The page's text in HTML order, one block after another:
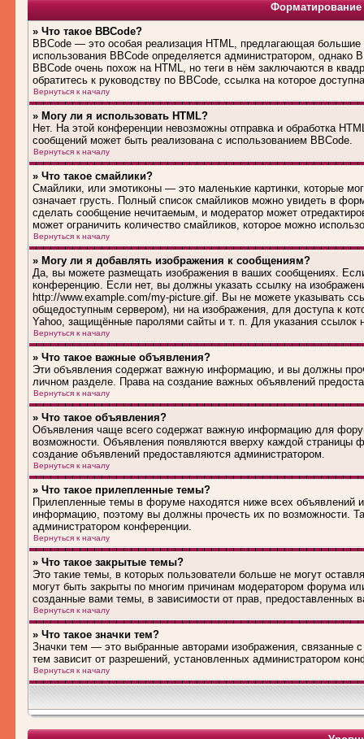
» Что такое BBCode?
BBCode — это особая реализация HTML, предлагающая
использования BBCode определяется администратором,
BBCode очень похож на HTML, но теги в нём заключаются в
обратитесь к руководству по BBCode, ссылка на которое
Вернуться к началу
» Могу ли я использовать HTML?
Нет. На этой конференции невозможны отправка и обработка
сообщений может быть реализована с использованием BBCode.
Вернуться к началу
» Что такое смайлики?
Смайлики, или эмотиконы — это маленькие картинки, которые
означает грусть. Полный список смайликов можно увидеть в
сделать сообщение нечитаемым, и модератор может
может ограничить количество смайликов, которое можно
Вернуться к началу
» Могу ли я добавлять изображения к сообщениям?
Да, вы можете размещать изображения в ваших сообщениях.
конференцию. Если нет, вы должны указать ссылку на
http://www.example.com/my-picture.gif. Вы не можете указывать
общедоступным сервером), ни на изображения, для доступа к
Yahoo, защищённые паролями сайты и т. п. Для указания ссылок
Вернуться к началу
» Что такое важные объявления?
Эти объявления содержат важную информацию, и вы должны
личном разделе. Права на создание важных объявлений
Вернуться к началу
» Что такое объявления?
Объявления чаще всего содержат важную информацию для
возможности. Объявления появляются вверху каждой
создание объявлений предоставляются администратором.
Вернуться к началу
» Что такое прилепленные темы?
Прилепленные темы в форуме находятся ниже всех объявлений
информацию, поэтому вы должны прочесть их по возможности.
администратором конференции.
Вернуться к началу
» Что такое закрытые темы?
Это такие темы, в которых пользователи больше не могут
могут быть закрыты по многим причинам модератором форума
созданные вами темы, в зависимости от прав, предоставленных
Вернуться к началу
» Что такое значки тем?
Значки тем — это выбранные авторами изображения, связанные
тем зависит от разрешений, установленных администратором
Вернуться к началу